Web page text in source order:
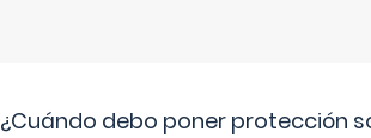
¿Cuándo debo poner protección